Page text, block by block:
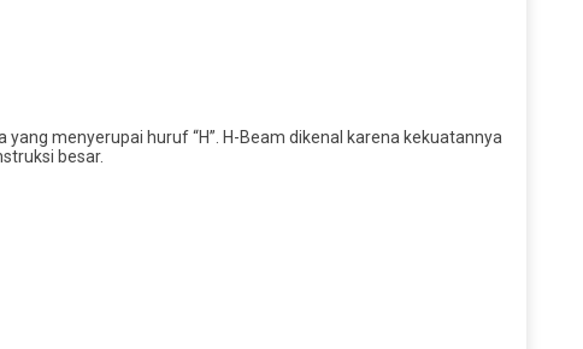
menyerupai huruf “H”. H-Beam dikenal karena kekuatannya
besar.